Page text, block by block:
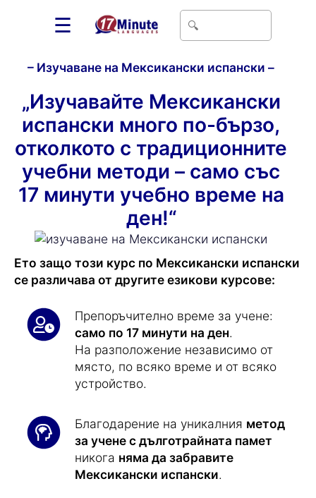
☰
– Изучаване на Мексикански испански –
„Изучавайте Мексикански
испански много по-бързо,
отколкото с традиционните
учебни методи – само със
17 минути учебно време на
ден!“
Ето защо този курс по Мексикански испански
се различава от другите езикови курсове:
Препоръчително време за учене:
само по 17 минути на ден
място, по всяко време и от всяко
устройство.